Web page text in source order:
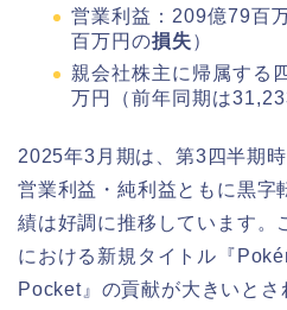
営業利益：209億79百
百万円の損失）
親会社株主に帰属する
万円（前年同期は
2025年3月期は、第3四半期
営業利益・純利益ともに黒字
績は好調に推移しています。
における新規タイトル『
Pocket』の貢献が大きいとさ